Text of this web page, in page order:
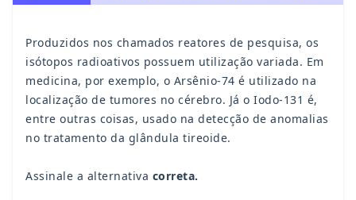
Produzidos nos chamados reatores de pesquisa, os
isótopos radioativos possuem utilização variada. Em
medicina, por exemplo, o Arsênio-74 é utilizado na
localização de tumores no cérebro. Já o Iodo-131 é,
entre outras coisas, usado na detecção de anomalias
no tratamento da glândula tireoide.
Assinale a alternativa correta.